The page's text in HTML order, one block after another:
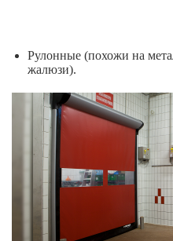
Рулонные (похожи на
жалюзи).